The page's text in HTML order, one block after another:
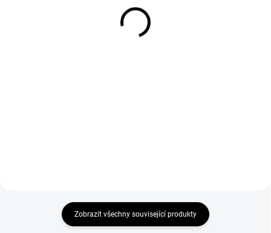
Zobrazit všechny související produkty